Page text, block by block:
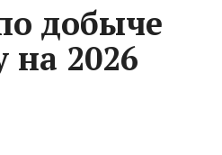
добыче
на 2026